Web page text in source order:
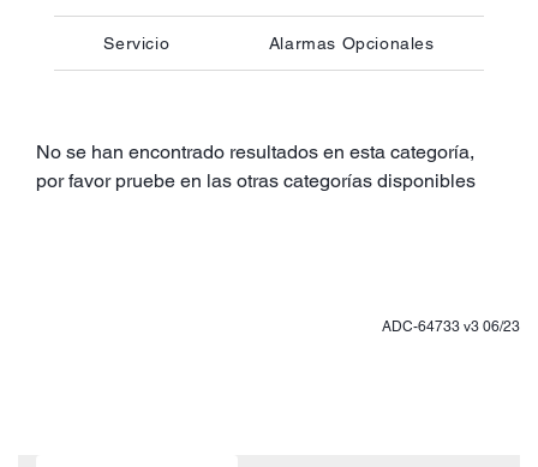
Servicio Alarmas Opcionales
No se han encontrado resultados en esta categoría,
por favor pruebe en las otras categorías disponibles
ADC-64733 v3 06/23